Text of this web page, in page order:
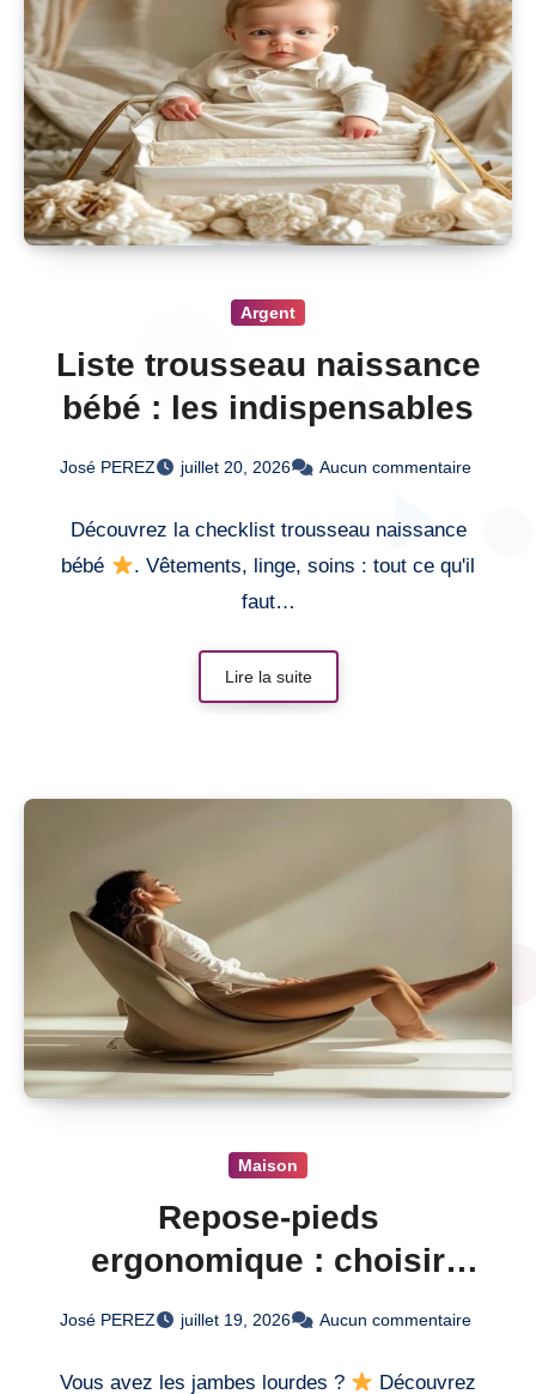
Argent
Liste trousseau naissance
bébé : les indispensables
José PEREZ juillet 20, 2026 Aucun commentaire
Découvrez la checklist trousseau naissance
bébé
. Vêtements, linge, soins : tout ce qu'il
faut…
Lire la suite
Maison
Repose-pieds
ergonomique : choisir
soulager vos jambes
José PEREZ juillet 19, 2026 Aucun commentaire
Vous avez les jambes lourdes ? Découvrez